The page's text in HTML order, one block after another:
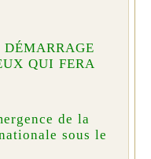
QUI FERA
de la
sous le